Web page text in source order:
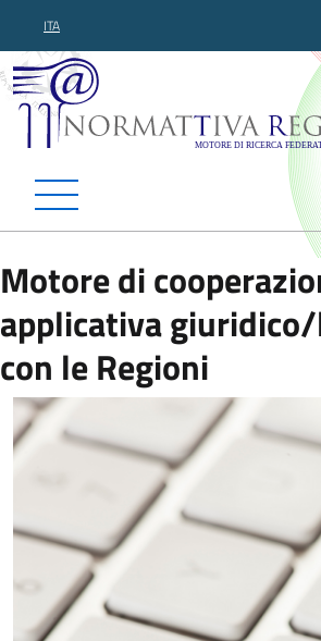
ITA
Normattiva
Motore di
applicativa
con le Regioni